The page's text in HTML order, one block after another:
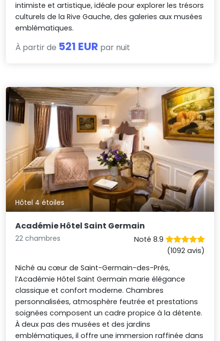
intimiste et artistique, idéale pour explorer les trésors
culturels de la Rive Gauche, des galeries aux musées
emblématiques.
À partir de 521 EUR par nuit
Hôtel 4 étoiles
Académie Hôtel Saint Germain
22 chambres
Noté 8.9
(1092 avis)
Niché au cœur de Saint-Germain-des-Prés,
l’Académie Hôtel Saint Germain marie élégance
classique et confort moderne. Chambres
personnalisées, atmosphère feutrée et prestations
soignées composent un cadre propice à la détente.
À deux pas des musées et des jardins
emblématiques, il offre une immersion raffinée dans